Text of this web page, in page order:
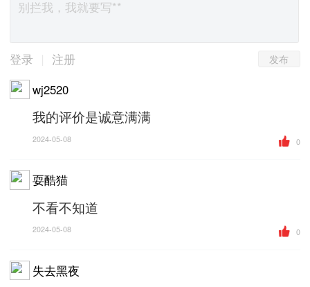
登录 注册 发布
wj2520
我的评价是诚意满满
2024-05-08 0
耍酷猫
不看不知道
2024-05-08 0
失去黑夜